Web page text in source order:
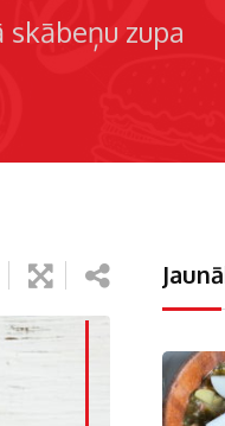
skābeņu zupa